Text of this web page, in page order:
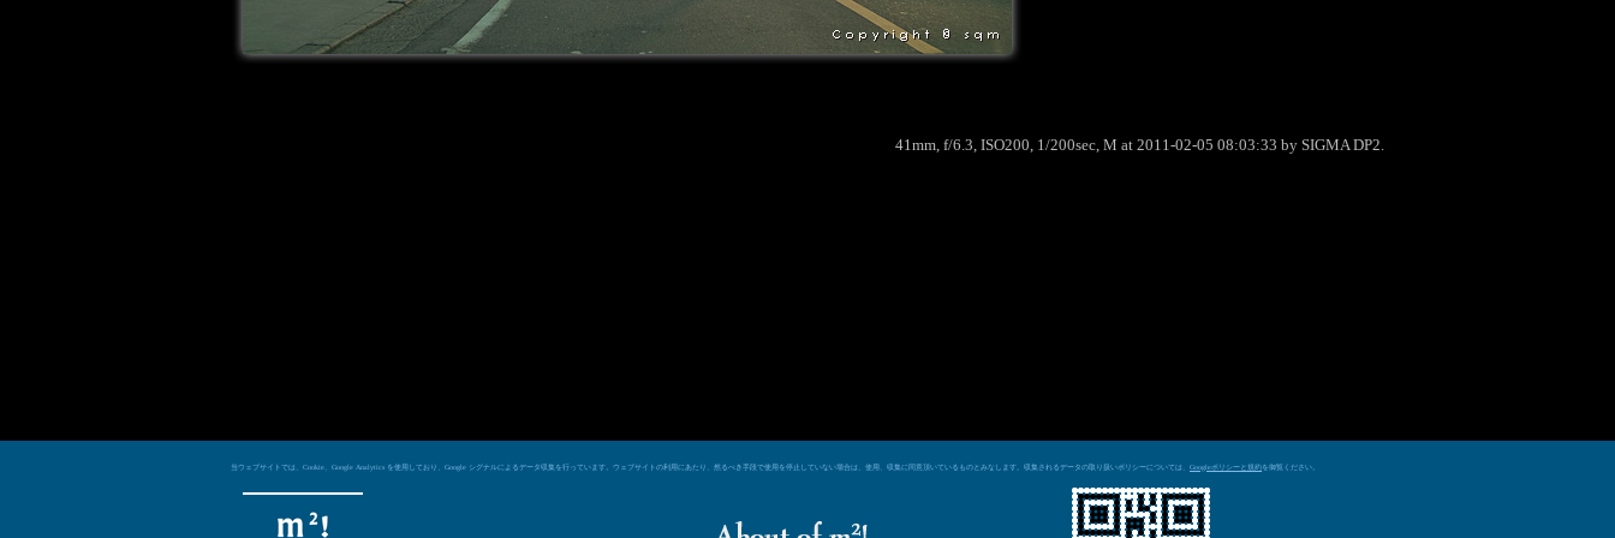
41mm, f/6.3, ISO200, 1/200sec, M at 2011-02-05 08:03:33 by SIGMA DP2.
当ウェブサイトでは、Cookie、Google Analytics を使用しており、Google シグナルによるデータ収集を行っています。ウェブサイトの利用にあたり、然るべき手段で使用を停止していない場合は、使用、収集に同意頂いているものとみなします。収集されるデータの取り扱いポリシーについては、 Googleポリシーと規約を御覧ください。